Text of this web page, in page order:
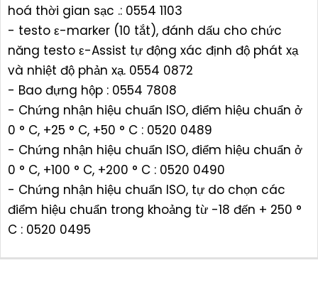
hoá thời gian sạc .: 0554 1103
- testo ε-marker (10 tắt), đánh dấu cho chức
năng testo ε-Assist tự động xác định độ phát xạ
và nhiệt độ phản xạ. 0554 0872
- Bao đựng hộp : 0554 7808
- Chứng nhận hiệu chuẩn ISO, điểm hiệu chuẩn ở
0 ° C, +25 ° C, +50 ° C : 0520 0489
- Chứng nhận hiệu chuẩn ISO, điểm hiệu chuẩn ở
0 ° C, +100 ° C, +200 ° C : 0520 0490
- Chứng nhận hiệu chuẩn ISO, tự do chọn các
điểm hiệu chuẩn trong khoảng từ -18 đến + 250 °
C : 0520 0495